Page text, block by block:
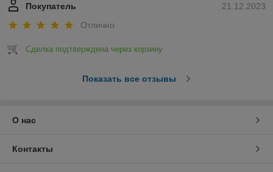
21.12.2023
Покупатель
Отлично
Сделка подтверждена через корзину
Показать все отзывы
О нас
Контакты